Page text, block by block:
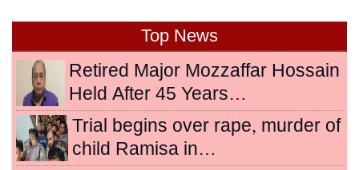
Top News
Retired Major Mozzaffar Hossain
Held After 45 Years…
Trial begins over rape, murder of
child Ramisa in…